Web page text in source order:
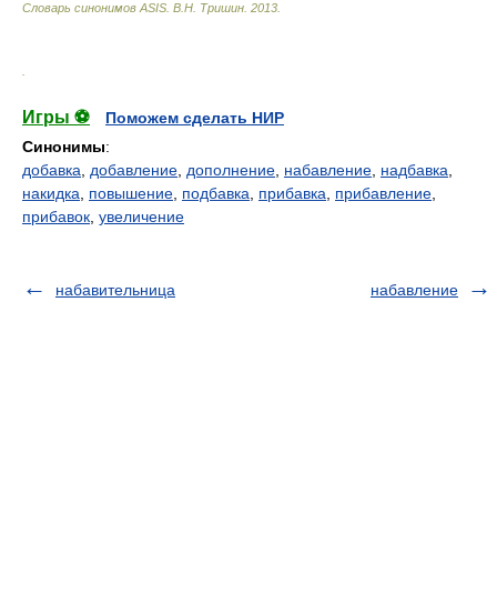
Словарь синонимов ASIS. В.Н. Тришин 2013
Игры ⚽
Поможем сделать НИР
Синонимы:
добавка
добавление дополнение набавление надбавка
накидка
повышение подбавка прибавка прибавление
прибавок увеличение
набавительница набавление